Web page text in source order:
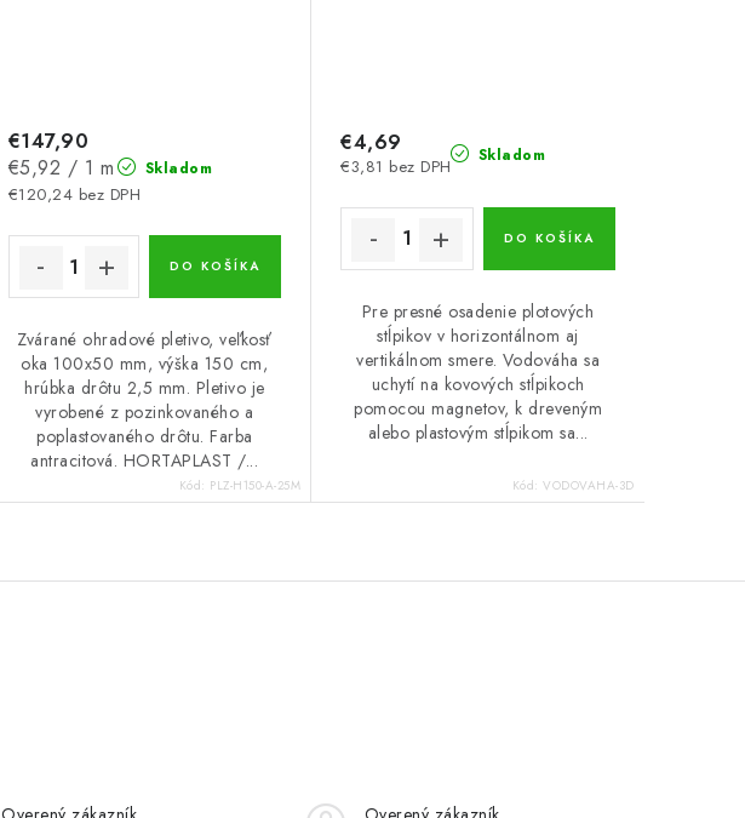
Skladom
€120,24 bez DPH
€147,90
Jednotková
cena:
€5,92 / 1 m
DO KOŠÍKA
Zvárané ohradové pletivo, veľkosť
oka 100x50 mm, výška 150 cm,
hrúbka drôtu 2,5 mm. Pletivo je
vyrobené z pozinkovaného a
poplastovaného drôtu. Farba
antracitová. HORTAPLAST /...
Kód: PLZ-H150-A-25M
Skladom
€3,81 bez DPH
€4,69
DO KOŠÍKA
Pre presné osadenie plotových
stĺpikov v horizontálnom aj
vertikálnom smere. Vodováha sa
uchytí na kovových stĺpikoch
pomocou magnetov, k dreveným
alebo plastovým stĺpikom sa...
Kód:VODOVAHA-3D